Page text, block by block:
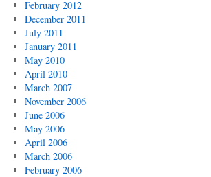
February 2012
December 2011
July 2011
January 2011
May 2010
April 2010
March 2007
November 2006
June 2006
May 2006
April 2006
March 2006
February 2006